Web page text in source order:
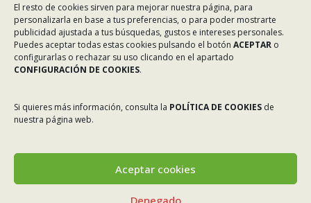
El resto de cookies sirven para mejorar nuestra página, para
personalizarla en base a tus preferencias, o para poder mostrarte
publicidad ajustada a tus búsquedas, gustos e intereses personales.
Puedes aceptar todas estas cookies pulsando el botón ACEPTAR o
configurarlas o rechazar su uso clicando en el apartado
CONFIGURACIÓN DE COOKIES.
Si quieres más información, consulta la POLÍTICA DE COOKIES de
nuestra página web.
Aceptar cookies
Denegado
Servicios
Asociados
Tablón de Anuncios
Incidencias en Expediente U.F.D.
Contacto